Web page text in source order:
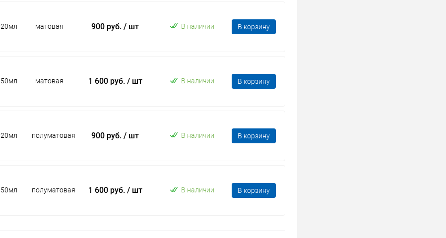
20мл матовая 900 руб. / шт В наличии В корзину
50мл матовая 1 600 руб. / шт В наличии В корзину
20мл полуматовая 900 руб. / шт В наличии В корзину
50мл полуматовая 1 600 руб. / шт В наличии В корзину